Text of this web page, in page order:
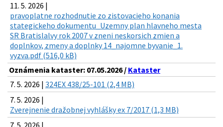
11. 5. 2026 |
pravoplatne rozhodnutie zo zistovacieho konania
stategickeho dokumentu_Uzemny plan hlavneho mesta
SR Bratislalvy rok 2007 v zneni neskorsich zmien a
doplnkov, zmeny a doplnky 14_najomne byvanie_1.
vyzva.pdf (516,0 kB)
Oznámenia kataster: 07.05.2026 / Kataster
7. 5. 2026 | 324EX 438/25-101 (2,4 MB)
7. 5. 2026 |
Zverejnenie dražobnej vyhlášky ex 7/2017 (1,3 MB)